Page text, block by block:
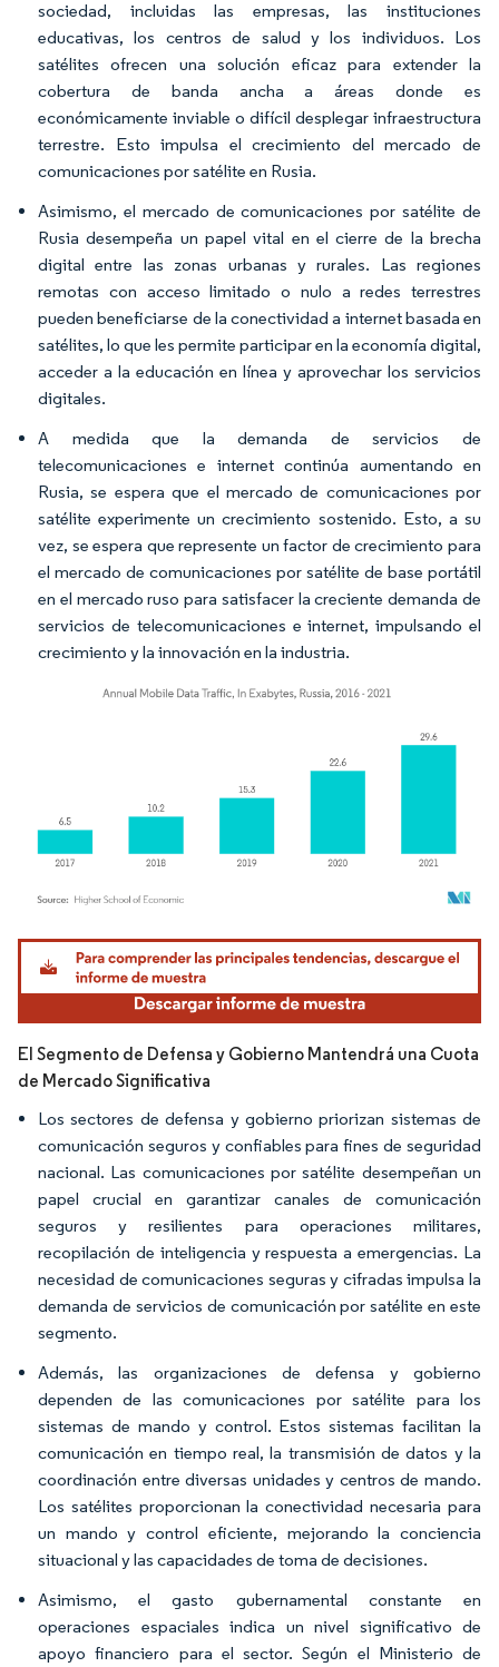
sociedad, incluidas las empresas, las instituciones
educativas, los centros de salud y los individuos. Los
satélites ofrecen una solución eficaz para extender la
cobertura de banda ancha a áreas donde es
económicamente inviable o difícil desplegar infraestructura
terrestre. Esto impulsa el crecimiento del mercado de
comunicaciones por satélite en Rusia.
Asimismo, el mercado de comunicaciones por satélite de
Rusia desempeña un papel vital en el cierre de la brecha
digital entre las zonas urbanas y rurales. Las regiones
remotas con acceso limitado o nulo a redes terrestres
pueden beneficiarse de la conectividad a internet basada en
satélites, lo que les permite participar en la economía digital,
acceder a la educación en línea y aprovechar los servicios
digitales.
A medida que la demanda de servicios de
telecomunicaciones e internet continúa aumentando en
Rusia, se espera que el mercado de comunicaciones por
satélite experimente un crecimiento sostenido. Esto, a su
vez, se espera que represente un factor de crecimiento para
el mercado de comunicaciones por satélite de base portátil
en el mercado ruso para satisfacer la creciente demanda de
servicios de telecomunicaciones e internet, impulsando el
crecimiento y la innovación en la industria.
Imagen © Mordor Intelligence. El uso requiere atribución según CC BY 4.0.
El Segmento de Defensa y Gobierno Mantendrá una Cuota
de Mercado Significativa
Los sectores de defensa y gobierno priorizan sistemas de
comunicación seguros y confiables para fines de seguridad
nacional. Las comunicaciones por satélite desempeñan un
papel crucial en garantizar canales de comunicación
seguros y resilientes para operaciones militares,
recopilación de inteligencia y respuesta a emergencias. La
necesidad de comunicaciones seguras y cifradas impulsa la
demanda de servicios de comunicación por satélite en este
segmento.
Además, las organizaciones de defensa y gobierno
dependen de las comunicaciones por satélite para los
sistemas de mando y control. Estos sistemas facilitan la
comunicación en tiempo real, la transmisión de datos y la
coordinación entre diversas unidades y centros de mando.
Los satélites proporcionan la conectividad necesaria para
un mando y control eficiente, mejorando la conciencia
situacional y las capacidades de toma de decisiones.
Asimismo, el gasto gubernamental constante en
operaciones espaciales indica un nivel significativo de
apoyo financiero para el sector. Según el Ministerio de